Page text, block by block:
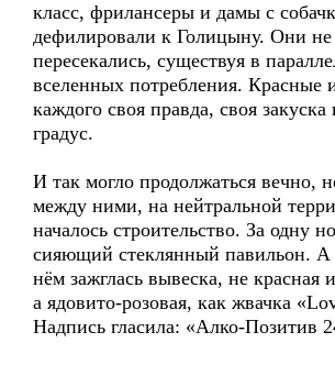
класс, фрилансеры и дамы с
дефилировали к Голицыну. Они не
пересекались, существуя в
вселенных потребления. Красные
каждого своя правда, своя закуска
градус.
И так могло продолжаться вечно,
между ними, на нейтральной
началось строительство. За одну
сияющий стеклянный павильон. А
нём зажглась вывеска, не красная
а ядовито-розовая, как жвачка
Надпись гласила: «Алко-Позитив